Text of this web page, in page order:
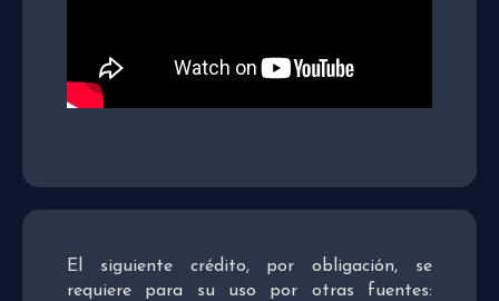
El siguiente crédito, por obligación, se
requiere para su uso por otras fuentes: